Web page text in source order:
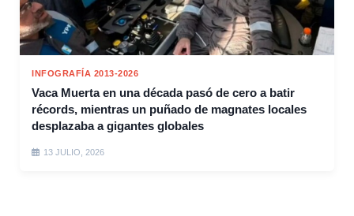
INFOGRAFÍA 2013-2026
Vaca Muerta en una década pasó de cero a batir
récords, mientras un puñado de magnates locales
desplazaba a gigantes globales
13 JULIO, 2026